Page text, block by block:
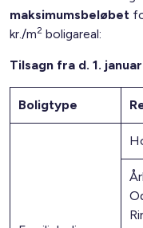
maksimumsbeløbet
kr./m2 boligareal:
Tilsagn fra d. 1.
Boligtype